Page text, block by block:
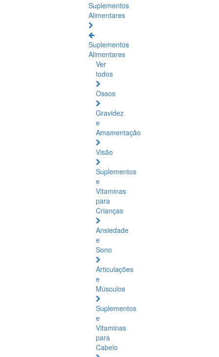
Suplementos
Alimentares
Suplementos
Alimentares
Ver
todos
Ossos
Gravidez
e
Amamentação
Visão
Suplementos
e
Vitaminas
para
Crianças
Ansiedade
e
Sono
Articulações
e
Músculos
Suplementos
e
Vitaminas
para
Cabelo